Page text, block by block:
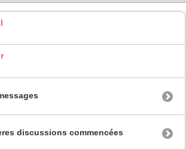
discussions commencées